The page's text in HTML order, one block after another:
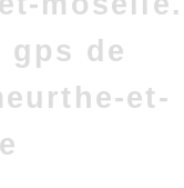
de
et-